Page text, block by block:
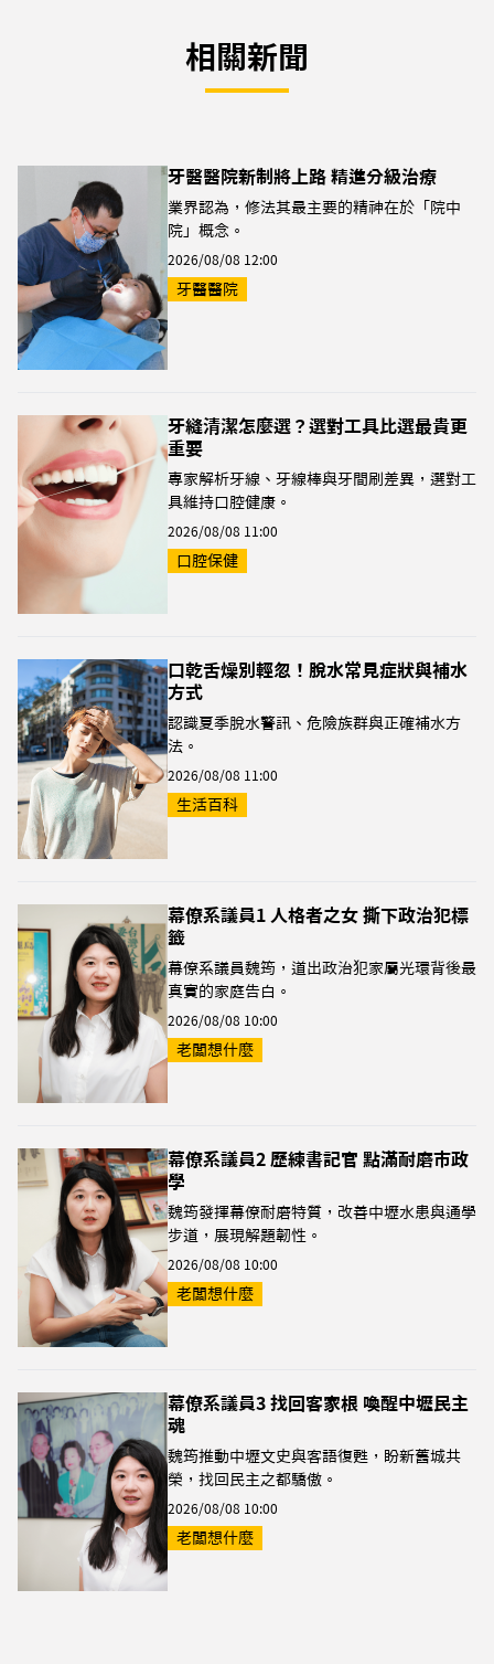
相關新聞
牙醫醫院新制將上路 精進分級治療
業界認為，修法其最主要的精神在於「院中
院」概念。
2026/08/08 12:00
牙醫醫院
牙縫清潔怎麼選？選對工具比選最貴更
重要
專家解析牙線、牙線棒與牙間刷差異，選對工
具維持口腔健康。
2026/08/08 11:00
口腔保健
口乾舌燥別輕忽！脫水常見症狀與補水
方式
認識夏季脫水警訊、危險族群與正確補水方
法。
2026/08/08 11:00
生活百科
幕僚系議員1 人格者之女 撕下政治犯標
籤
幕僚系議員魏筠，道出政治犯家屬光環背後最
真實的家庭告白。
2026/08/08 10:00
老闆想什麼
幕僚系議員2 歷練書記官 點滿耐磨市政
學
魏筠發揮幕僚耐磨特質，改善中壢水患與通學
步道，展現解題韌性。
2026/08/08 10:00
老闆想什麼
幕僚系議員3 找回客家根 喚醒中壢民主
魂
魏筠推動中壢文史與客語復甦，盼新舊城共
榮，找回民主之都驕傲。
2026/08/08 10:00
老闆想什麼